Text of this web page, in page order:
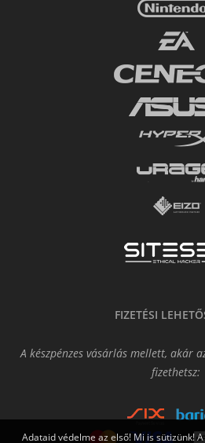
FIZETÉSI
A készpénzes vásárlás mellett, akár
fizethetsz:
Adataid védelme az első! Mi is sütizünk!